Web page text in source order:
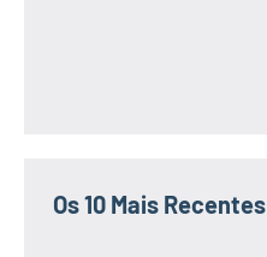
Os 10 Mais Recentes